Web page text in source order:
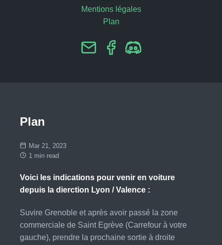
Mentions légales
Plan
Plan
Mar 21, 2023
1 min read
Voici les indications pour venir en voiture
depuis la dierction Lyon / Valence :
Suvire Grenoble et après avoir passé la zone
commerciale de Saint Egrève (Carrefour à votre
gauche), prendre la prochaine sortie à droite